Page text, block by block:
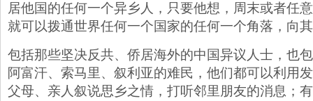
居他国的任何一个异乡人，只要他想，周末或者任
就可以拨通世界任何一个国家的任何一个角落，向
包括那些坚决反共、侨居海外的中国异议人士，也
阿富汗、索马里、叙利亚的难民，他们都可以利用
父母、亲人叙说思乡之情，打听邻里朋友的消息；